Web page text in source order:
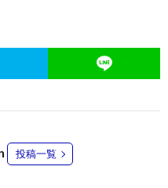
投稿一覧